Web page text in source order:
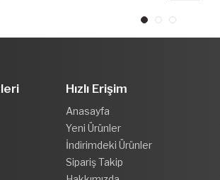
Hızlı Erişim
Anasayfa
Yeni Ürünler
İndirimdeki Ürünler
Sipariş Takip